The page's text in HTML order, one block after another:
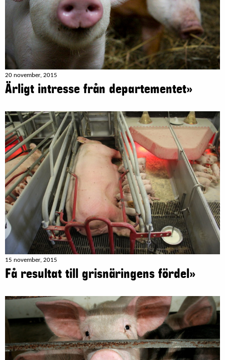
20 november, 2015
Ärligt intresse från departementet»
15 november, 2015
Få resultat till grisnäringens fördel»